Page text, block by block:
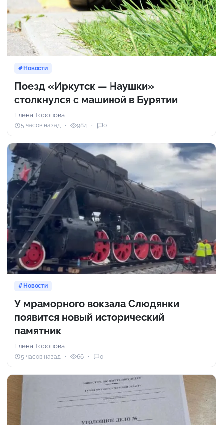
Новости
Поезд «Иркутск — Наушки»
столкнулся с машиной в Бурятии
Елена Торопова
5 часов назад 984 0
Новости
У мраморного вокзала Слюдянки
появится новый исторический
памятник
Елена Торопова
5 часов назад 66 0